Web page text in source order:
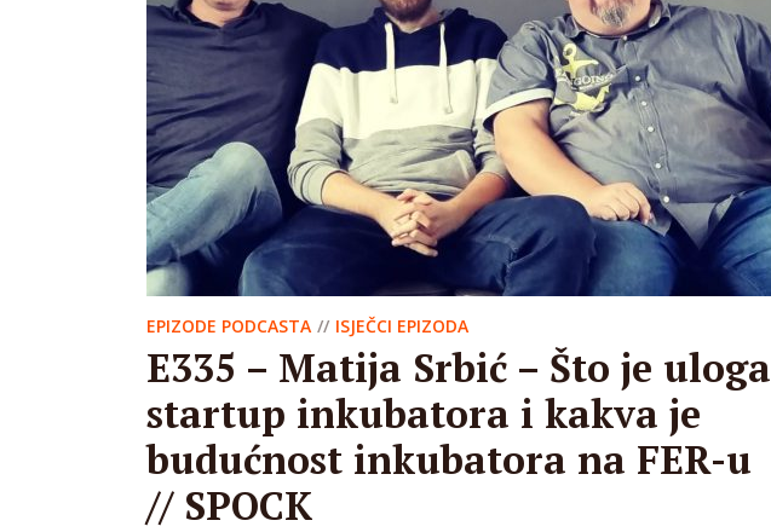
EPIZODE PODCASTA ISJEČCI EPIZODA
E335 – Matija Srbić – Što je uloga
startup inkubatora i kakva je
budućnost inkubatora na FER-u
// SPOCK